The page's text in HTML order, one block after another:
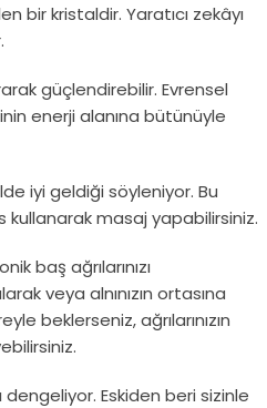
bir kristaldir. Yaratıcı zekâyı
güçlendirebilir. Evrensel
enerji alanına bütünüyle
iyi geldiği söyleniyor. Bu
kullanarak masaj yapabilirsiniz.
baş ağrılarınızı
veya alnınızın ortasına
beklerseniz, ağrılarınızın
Eskiden beri sizinle